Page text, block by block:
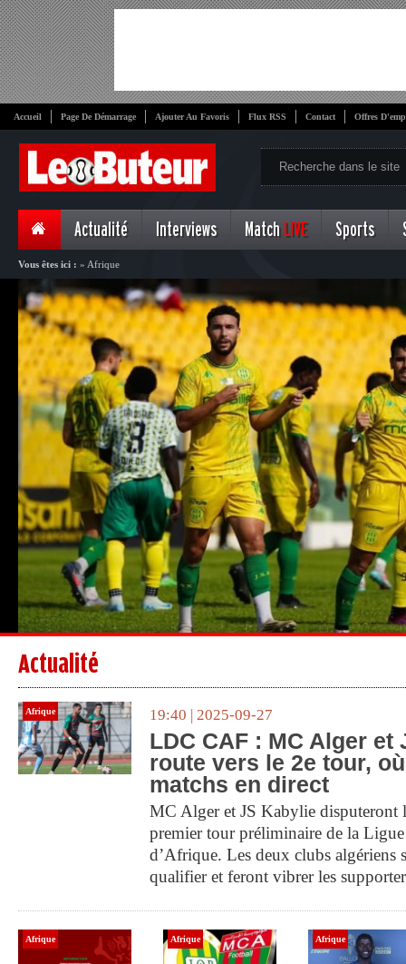
Accueil Page De Démarrage Ajouter Au Favoris Flux RSS Contact Offres
Actualité Interviews Match LIVE Sports
Vous êtes ici : » Afrique
Actualité
Afrique 19:40 | 2025-09-27
LDC CAF : MC Alger et
route vers le 2e tour,
matchs en direct
MC Alger et JS Kabylie disputeront
premier tour préliminaire de la
d’Afrique. Les deux clubs algériens
qualifier et feront vibrer les
Afrique Afrique Afrique